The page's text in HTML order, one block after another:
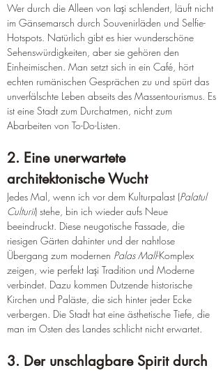
Wer durch die Alleen von Iași schlendert, läuft nicht
im Gänsemarsch durch Souvenirläden und Selfie-
Hotspots. Natürlich gibt es hier wunderschöne
Sehenswürdigkeiten, aber sie gehören den
Einheimischen. Man setzt sich in ein Café, hört
echten rumänischen Gesprächen zu und spürt das
unverfälschte Leben abseits des Massentourismus. Es
ist eine Stadt zum Durchatmen, nicht zum
Abarbeiten von To-Do-Listen.
2. Eine unerwartete
architektonische Wucht
Jedes Mal, wenn ich vor dem Kulturpalast (Palatul
Culturii) stehe, bin ich wieder aufs Neue
beeindruckt. Diese neugotische Fassade, die
riesigen Gärten dahinter und der nahtlose
Übergang zum modernen Palas Mall-Komplex
zeigen, wie perfekt Iași Tradition und Moderne
verbindet. Dazu kommen Dutzende historische
Kirchen und Paläste, die sich hinter jeder Ecke
verbergen. Die Stadt hat eine ästhetische Tiefe, die
man im Osten des Landes schlicht nicht erwartet.
3. Der unschlagbare Spirit durch